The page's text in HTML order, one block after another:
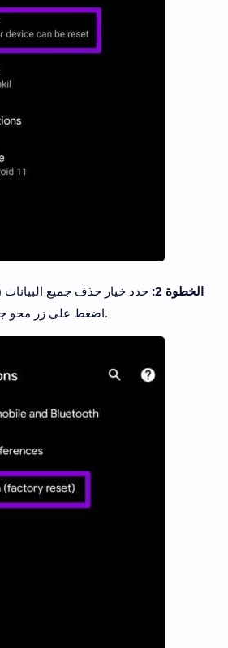
الخطوة 2:
حدد خيار حذف جميع
اضغط على زر محو جميع البيانات في الأسفل.